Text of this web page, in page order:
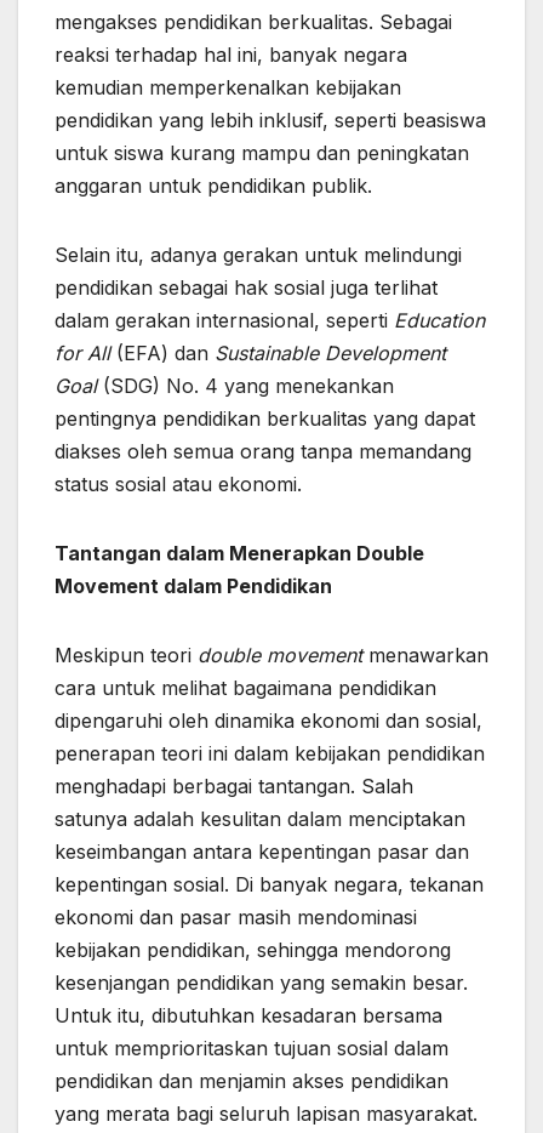
mengakses pendidikan berkualitas. Sebagai
reaksi terhadap hal ini, banyak negara
kemudian memperkenalkan kebijakan
pendidikan yang lebih inklusif, seperti beasiswa
untuk siswa kurang mampu dan peningkatan
anggaran untuk pendidikan publik.
Selain itu, adanya gerakan untuk melindungi
pendidikan sebagai hak sosial juga terlihat
dalam gerakan internasional, seperti Education
for All(EFA) dan Sustainable Development
Goal(SDG) No. 4 yang menekankan
pentingnya pendidikan berkualitas yang dapat
diakses oleh semua orang tanpa memandang
status sosial atau ekonomi.
Tantangan dalam Menerapkan Double
Movement dalam Pendidikan
Meskipun teori double movementmenawarkan
cara untuk melihat bagaimana pendidikan
dipengaruhi oleh dinamika ekonomi dan sosial,
penerapan teori ini dalam kebijakan pendidikan
menghadapi berbagai tantangan. Salah
satunya adalah kesulitan dalam menciptakan
keseimbangan antara kepentingan pasar dan
kepentingan sosial. Di banyak negara, tekanan
ekonomi dan pasar masih mendominasi
kebijakan pendidikan, sehingga mendorong
kesenjangan pendidikan yang semakin besar.
Untuk itu, dibutuhkan kesadaran bersama
untuk memprioritaskan tujuan sosial dalam
pendidikan dan menjamin akses pendidikan
yang merata bagi seluruh lapisan masyarakat.